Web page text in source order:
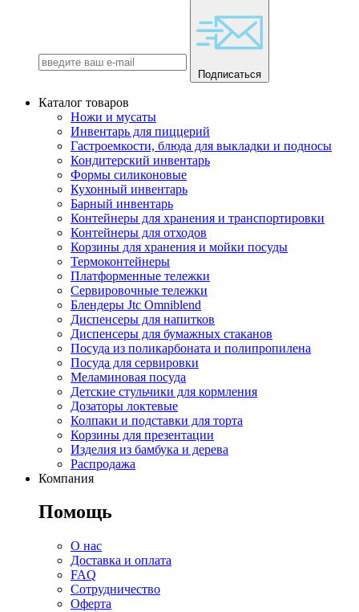
Подписаться
Каталог товаров
Ножи и мусаты
Инвентарь для пиццерий
Гастроемкости, блюда для выкладки и подносы
Кондитерский инвентарь
Формы силиконовые
Кухонный инвентарь
Барный инвентарь
Контейнеры для хранения и транспортировки
Контейнеры для отходов
Корзины для хранения и мойки посуды
Термоконтейнеры
Платформенные тележки
Сервировочные тележки
Блендеры Jtc Omniblend
Диспенсеры для напитков
Диспенсеры для бумажных стаканов
Посуда из поликарбоната и полипропилена
Посуда для сервировки
Меламиновая посуда
Детские стульчики для кормления
Дозаторы локтевые
Колпаки и подставки для торта
Корзины для презентации
Изделия из бамбука и дерева
Распродажа
Компания
Помощь
О нас
Доставка и оплата
FAQ
Сотрудничество
Оферта